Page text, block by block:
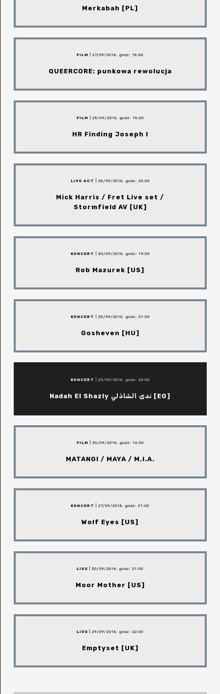
Merkabah [PL]
FILM | 27/09/2018, godz: 18:00
QUEERCORE: punkowa rewolucja
FILM | 25/09/2018, godz: 18:00
HR Finding Joseph I
LIVE ACT | 28/09/2018, godz: 23:00
Mick Harris / Fret Live set /
Stormfield AV [UK]
KONCERT | 30/09/2018, godz: 19:00
Rob Mazurek [US]
KONCERT | 25/09/2018, godz: 21:00
Gosheven [HU]
KONCERT | 25/09/2018, godz: 20:00
Nadah El Shazly ندى الشاذلي [EG]
FILM | 30/09/2018, godz: 16:00
MATANGI / MAYA / M.I.A.
KONCERT | 27/09/2018, godz: 21:00
Wolf Eyes [US]
LIVE | 30/09/2018, godz: 21:00
Moor Mother [US]
LIVE | 29/09/2018, godz: 22:00
Emptyset [UK]